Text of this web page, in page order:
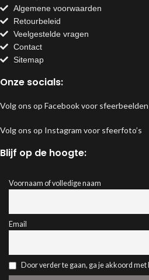
Algemene voorwaarden
Retourbeleid
Veelgestelde vragen
Contact
Sitemap
Onze socials:
Volg ons op Facebook voor
Volg ons op Instagram voor sfeerfoto’s
Blijf op de hoogte:
Voornaam of volledige naam
Email
Door verder te gaan, ga je akkoord met